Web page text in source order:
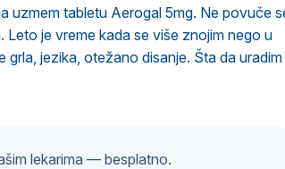
uzmem tabletu Aerogal 5mg. Ne povuče
je vreme kada se više znojim nego u
jezika, otežano disanje. Šta da uradim
lekarima — besplatno.